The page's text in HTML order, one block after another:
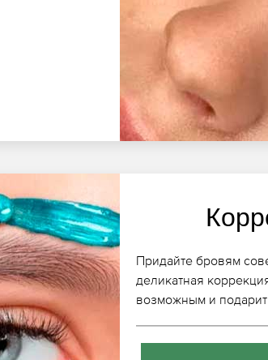
Придайте бровям
деликатная
возможным и